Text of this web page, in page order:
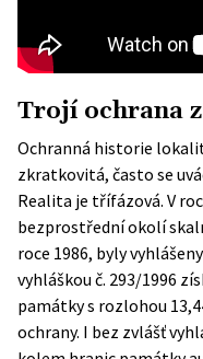
Trojí ochrana
Ochranná historie
zkratkovitá, často se
Realita je třífázová. V
bezprostřední okolí
roce 1986, byly
vyhláškou č. 293/1996
památkys rozlohou
ochrany. I bez zvlášť